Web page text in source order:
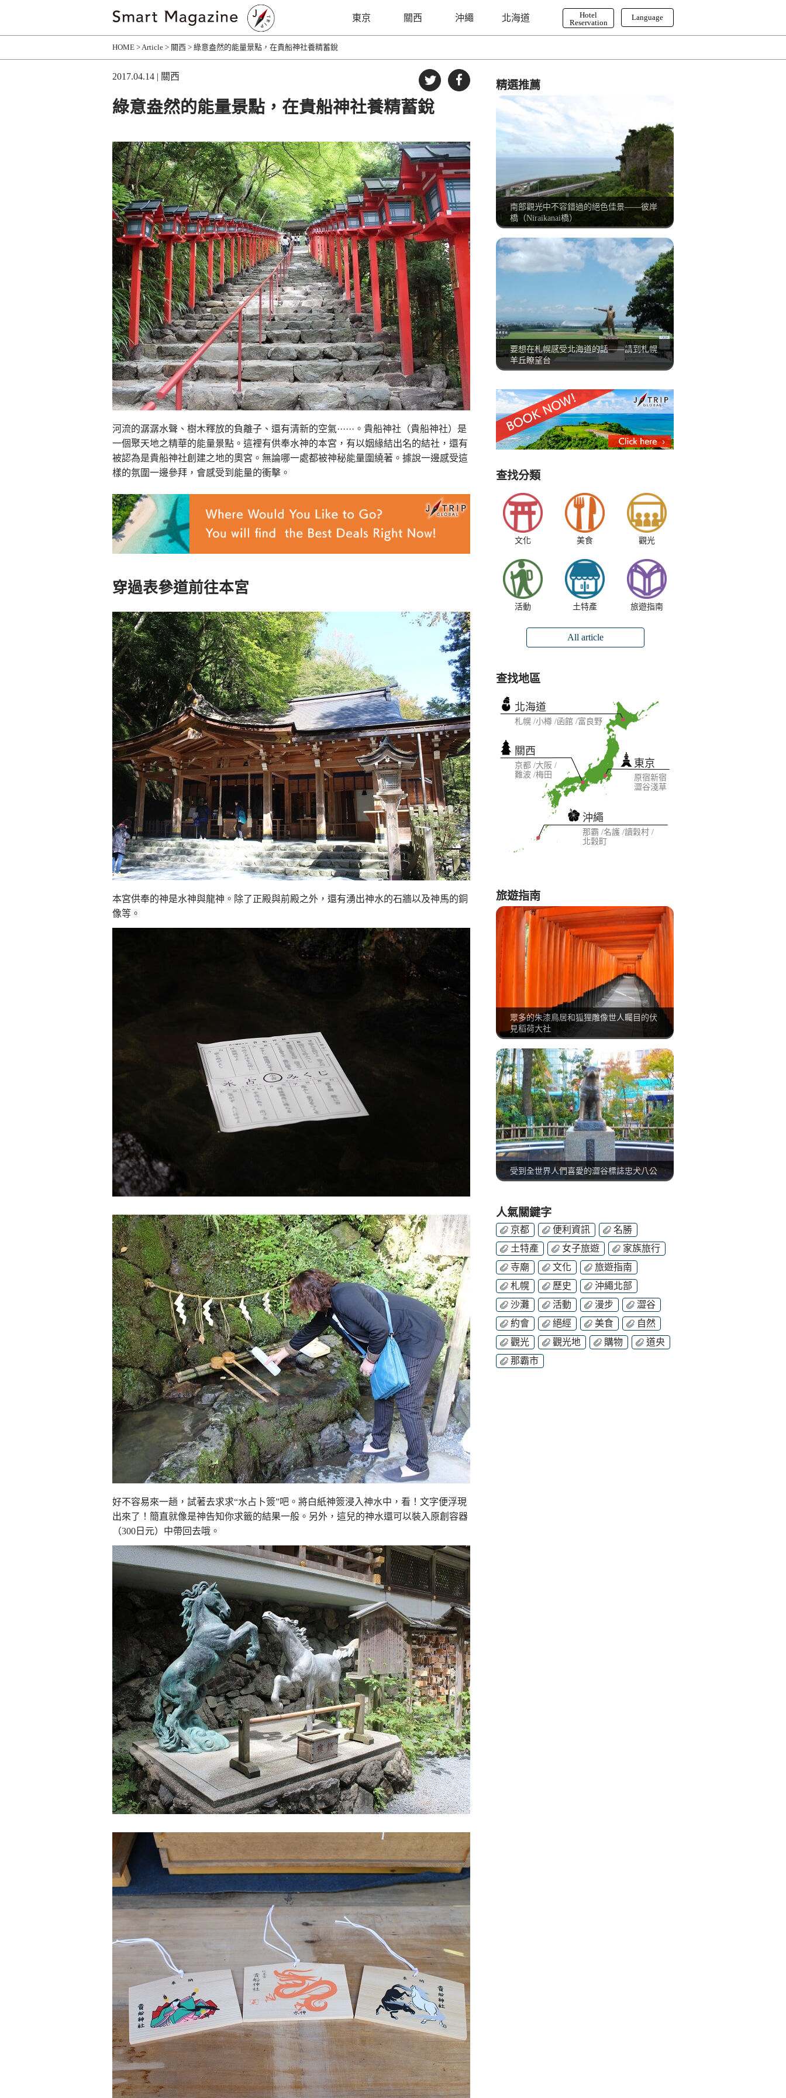
Language
English
Hotel
Reservation
東京 關西 沖繩 北海道
HOME Article 關西 綠意盎然的能量景點，在貴船神社養精蓄銳
2017.04.14 | 關西
綠意盎然的能量景點，在貴船神社養精蓄銳
河流的潺潺水聲、樹木釋放的負離子、還有清新的空氣······。貴船神社（貴船神社）是
一個聚天地之精華的能量景點。這裡有供奉水神的本宮，有以姻緣結出名的結社，還有
被認為是貴船神社創建之地的奧宮。無論哪一處都被神秘能量圍繞著。據說一邊感受這
樣的氛圍一邊參拜，會感受到能量的衝擊。
穿過表參道前往本宮
本宮供奉的神是水神與龍神。除了正殿與前殿之外，還有湧出神水的石牆以及神馬的銅
像等。
好不容易來一趟，試著去求求“水占卜簽”吧。將白紙神簽浸入神水中，看！文字便浮現
出來了！簡直就像是神告知你求籤的結果一般。另外，這兒的神水還可以裝入原創容器
（300日元）中帶回去哦。
精選推薦
南部觀光中不容錯過的絕色佳景——彼岸
橋（Niraikanai橋）
要想在札幌感受北海道的話——請到札幌
羊丘瞭望台
查找分類
文化 美食 觀光
活動 土特產 旅遊指南
All article
查找地區
東京
原宿新宿
澀谷淺草
關西
京都 大阪
難波 梅田
沖繩
那霸 名護 讀穀村
北穀町
北海道
札幌 小樽 函館 富良野
旅遊指南
眾多的朱漆鳥居和狐狸雕像世人矚目的伏
見稻荷大社
受到全世界人們喜愛的澀谷標誌忠犬八公
人氣關鍵字
京都 便利資訊
名勝
土特產
女子旅遊
家族旅行
寺廟
文化
旅遊指南
札幌
歷史
沖繩北部
沙灘
活動 漫步
澀谷
約會
絕經 美食
自然
觀光
觀光地 購物
道央
那霸市